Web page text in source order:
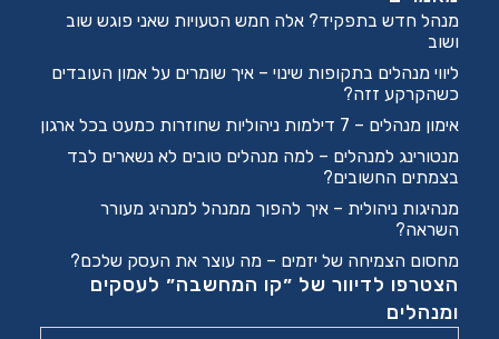
מנהל חדש בתפקיד? אלה חמש הטעויות שאני פוגש שוב
ושוב
ליווי מנהלים בתקופות שינוי – איך שומרים על אמון העובדים
כשהקרקע זזה?
אימון מנהלים – 7 דילמות ניהוליות שחוזרות כמעט בכל ארגון
מנטורינג למנהלים – למה מנהלים טובים לא נשארים לבד
בצמתים החשובים?
מנהיגות ניהולית – איך להפוך ממנהל למנהיג מעורר
השראה?
מחסום הצמיחה של יזמים – מה עוצר את העסק שלכם?
הצטרפו לדיוור של ״קו המחשבה״ לעסקים
ומנהלים